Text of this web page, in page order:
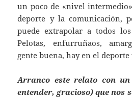
un poco de «nivel
deporte y la comunicación,
puede extrapolar a todos
Pelotas, enfurruñaos,
gente buena, hay en el
Arranco este relato con
entender, gracioso) que nos